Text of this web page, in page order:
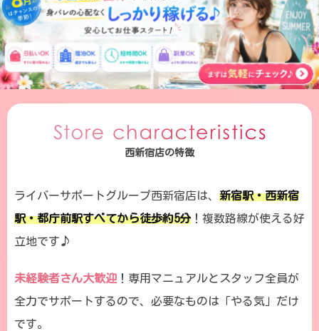
西新宿店の特徴
ライバーサポートグループ西新宿店は、 新宿駅・西新宿
駅・都庁前駅すべてから徒歩約5分！複数路線が使える好
立地です♪
未経験者さん大歓迎 ！専用マニュアルとスタッフ全員が
全力でサポートするので、必要なものは「やる気」だけ
です。